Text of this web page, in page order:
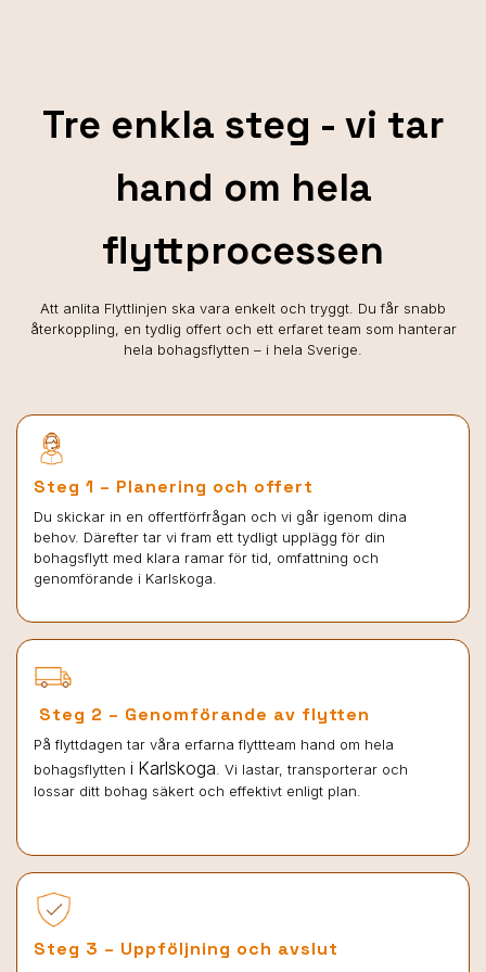
Tre enkla steg - vi tar
hand om hela
flyttprocessen
Att anlita Flyttlinjen ska vara enkelt och tryggt. Du får snabb
återkoppling, en tydlig offert och ett erfaret team som hanterar
hela bohagsflytten – i hela Sverige.
Steg 1 – Planering och offert
Du skickar in en offertförfrågan och vi går igenom dina
behov. Därefter tar vi fram ett tydligt upplägg för din
bohagsflytt med klara ramar för tid, omfattning och
genomförande i Karlskoga.
Steg 2 – Genomförande av flytten
På flyttdagen tar våra erfarna flyttteam hand om hela
bohagsflytten i Karlskoga . Vi lastar, transporterar och
lossar ditt bohag säkert och effektivt enligt plan.
Steg 3 – Uppföljning och avslut